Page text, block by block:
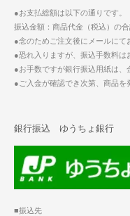
●お支払総額は以下の通りです。
振込金額：商品代金（税込）の合
●念のためご注文後にメールにて
●恐れ入りますが、振込手数料は
●お手数ですが銀行振込用紙は、
●ご入金が確認でき次第、商品を
銀行振込 ゆうちょ銀行
■振込先